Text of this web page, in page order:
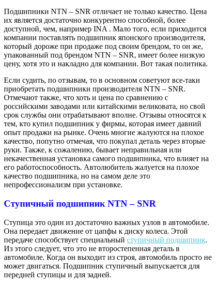
Подшипники NTN – SNR отличает не только качество. Цена
их является достаточно конкурентно способной, более
доступной, чем, например INA . Мало того, если приходится
компании поставлять подшипник японского производителя,
который дороже при продаже под своим брендом, то он же,
упакованный под брендом NTN – SNR, имеет более низкую
цену, хотя это и накладно для компании. Вот такая политика.
Если судить, по отзывам, то в основном советуют все-таки
приобретать подшипники производителя NTN – SNR.
Отмечают также, что хоть и цена по сравнению с
российскими заводами или китайскими великовата, но свой
срок службы они отрабатывают вполне. Отзывы относятся к
тем, кто купил подшипник у фирмы, которая имеет давний
опыт продажи на рынке. Очень многие жалуются на плохое
качество, попутно отмечая, что покупал деталь через вторые
руки. Также, к сожалению, бывает неправильная или
некачественная установка самого подшипника, что влияет на
его работоспособность. Автолюбитель жалуется на плохое
качество подшипника, но на самом деле это
непрофессионализм при установке.
Ступичный подшипник NTN – SNR
Ступица это один из достаточно важных узлов в автомобиле.
Она передает движение от цапфы к диску колеса. Этой
передаче способствует специальный ступичный подшипник.
Из этого следует, что это не второстепенная деталь в
автомобиле. Когда он выходит из строя, автомобиль просто не
может двигаться. Подшипник ступичный выпускается для
передней ступицы и для задней.